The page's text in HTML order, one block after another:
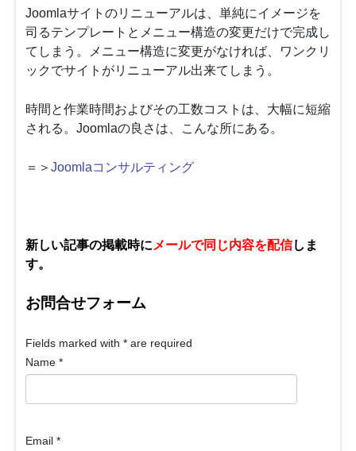
Joomlaサイトのリニューアルは、単純にイメージを
司るテンプレートとメニュー構造の変更だけで完成し
てしまう。メニュー構造に変更がなければ、ワンクリ
ックでサイトがリニューアル出来てしまう。
時間と作業時間およびその工数コストは、大幅に短縮
される。Joomlaの良さは、こんな所にある。
＝＞ Joomlaコンサルティング
新しい記事の掲載時に メールで同じ内容を配信しま
す。
お問合せフォーム
Fields marked with * are required
Name *
Email *